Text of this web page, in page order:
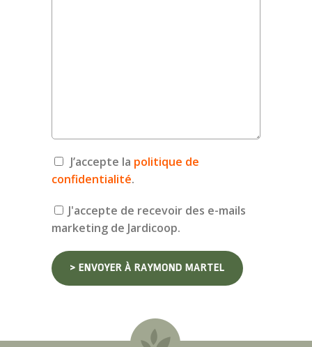
J’accepte la politique de
confidentialité.
J'accepte de recevoir des e-mails
marketing de Jardicoop.